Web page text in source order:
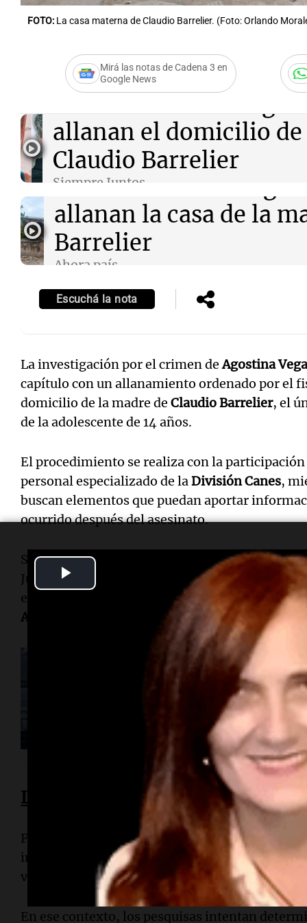
FOTO: La casa materna de Claudio Barrelier. (Foto: Orlando
Mirá las notas de Cadena 3 en
Google News
allanan el domicilio de
Claudio Barrelier
Siempre Juntos
Audio.Crimen de
allanan la casa de la
Barrelier
Ahora país
Escuchá la nota
La investigación por el crimen deAgostina Vega
capítulo con un allanamiento ordenado por el
domicilio de la madre de Claudio Barrelier, el
de la adolescente de 14 años.
El procedimiento se realiza con la
personal especializado de la División Canes,
buscan elementos que puedan aportar
ocurrido después del asesinato.
Según pudo conocerse, una de las principales
Justicia es si
actuó completamente
evidencias, trasladar pertenencias o encubrir el
Agostina
Ahora país
Habló la dueña del
Barrelier: "Tenía
robara"
La búsqueda de celulares, ropa y
Fuentes vinculadas a la investigación indicaron
importantes que no fueron encontrados, entre
víctima.
En ese contexto, los pesquisas intentan